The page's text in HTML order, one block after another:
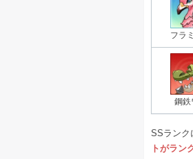
フラ
鋼鉄
SSランク
トがラン